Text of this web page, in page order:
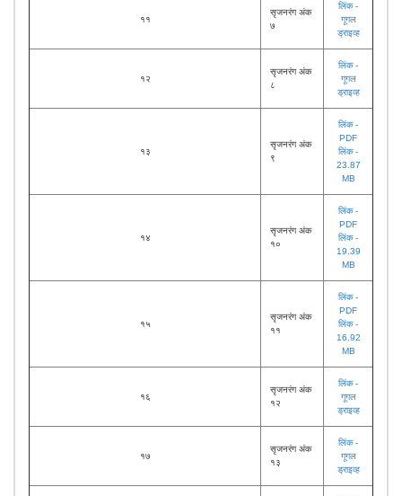
११
सृजनरंग अंक
७
लिंक -
गूगल
ड्राइव्ह
१२
सृजनरंग अंक
८
लिंक -
गूगल
ड्राइव्ह
१३
सृजनरंग अंक
९
लिंक -
PDF
लिंक -
23.87
MB
१४
सृजनरंग अंक
१०
लिंक -
PDF
लिंक -
19.39
MB
१५
सृजनरंग अंक
११
लिंक -
PDF
लिंक -
16.92
MB
१६
सृजनरंग अंक
१२
लिंक -
गूगल
ड्राइव्ह
१७
सृजनरंग अंक
१३
लिंक -
गूगल
ड्राइव्ह